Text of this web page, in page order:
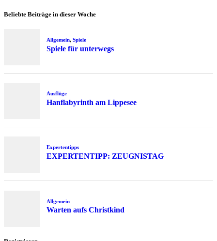
Beliebte Beiträge in dieser Woche
Allgemein, Spiele
Spiele für unterwegs
Ausflüge
Hanflabyrinth am Lippesee
Expertentipps
EXPERTENTIPP: ZEUGNISTAG
Allgemein
Warten aufs Christkind